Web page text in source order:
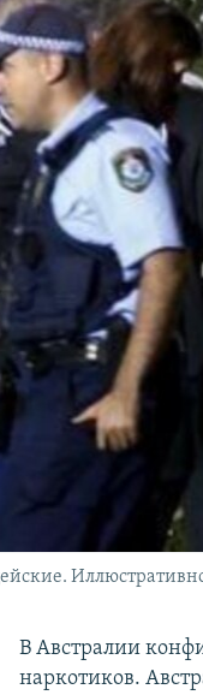
В Австралии
наркотиков.